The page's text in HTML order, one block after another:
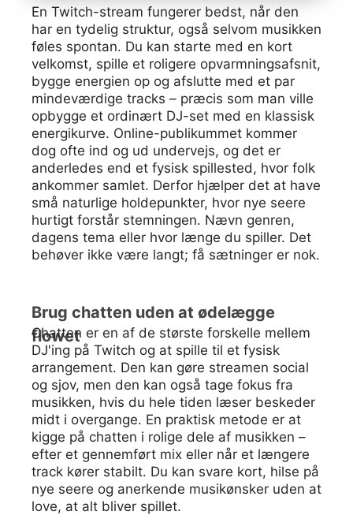
En Twitch-stream fungerer bedst, når den
har en tydelig struktur, også selvom musikken
føles spontan. Du kan starte med en kort
velkomst, spille et roligere opvarmningsafsnit,
bygge energien op og afslutte med et par
mindeværdige tracks – præcis som man ville
opbygge et ordinært DJ-set med en klassisk
energikurve. Online-publikummet kommer
dog ofte ind og ud undervejs, og det er
anderledes end et fysisk spillested, hvor folk
ankommer samlet. Derfor hjælper det at have
små naturlige holdepunkter, hvor nye seere
hurtigt forstår stemningen. Nævn genren,
dagens tema eller hvor længe du spiller. Det
behøver ikke være langt; få sætninger er nok.
Brug chatten uden at ødelægge
flowet
Chatten er en af de største forskelle mellem
DJ'ing på Twitch og at spille til et fysisk
arrangement. Den kan gøre streamen social
og sjov, men den kan også tage fokus fra
musikken, hvis du hele tiden læser beskeder
midt i overgange. En praktisk metode er at
kigge på chatten i rolige dele af musikken –
efter et gennemført mix eller når et længere
track kører stabilt. Du kan svare kort, hilse på
nye seere og anerkende musikønsker uden at
love, at alt bliver spillet.